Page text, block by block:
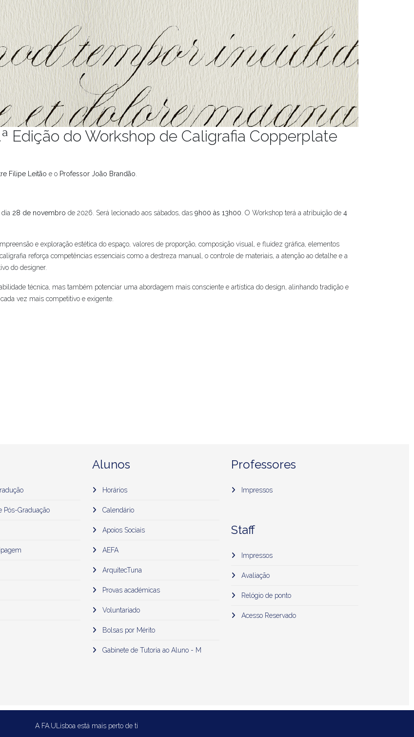
Edição do Workshop de Caligrafia Copperplate
Filipe Leitão e o Professor João Brandão
28 de novembro de 2026. Será lecionado aos sábados, das 9h00 às 13h00 . O Workshop terá a atribuição de 4
e exploração estética do espaço, valores de proporção, composição visual, e fluidez gráfica, elementos
reforça competências essenciais como a destreza manual, o controle de materiais, a atenção ao detalhe e a
do designer.
técnica, mas também potenciar uma abordagem mais consciente e artística do design, alinhando tradição e
vez mais competitivo e exigente.
Pós-Graduação
Alunos
Horários
Calendário
Apoios Sociais
AEFA
ArquitecTuna
Provas académicas
Voluntariado
Bolsas por Mérito
Gabinete de Tutoria ao Aluno - M
Professores
Impressos
Staff
Impressos
Avaliação
Relógio de ponto
Acesso Reservado
A FA.ULisboa está mais perto de ti